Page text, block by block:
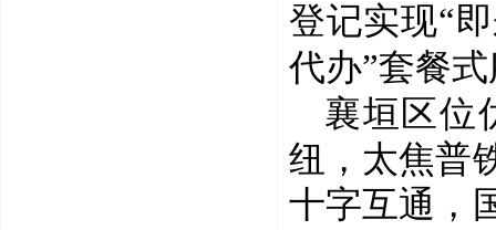
登记实现“
代办”套餐
襄垣区位
纽
， 太焦普
十字互通，